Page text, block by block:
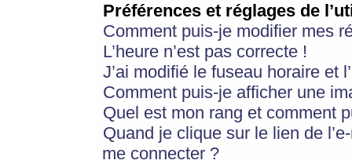
Préférences et réglages de
Comment puis-je modifier mes
L’heure n’est pas correcte !
J’ai modifié le fuseau horaire et
Comment puis-je afficher une
Quel est mon rang et comment
Quand je clique sur le lien de
me connecter ?